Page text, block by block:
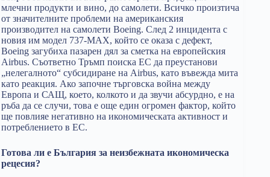
млечни продукти и вино, до самолети. Всичко произтича
от значителните проблеми на американския
производител на самолети Boeing. След 2 инцидента с
новия им модел 737-MAX, който се оказа с дефект,
Boeing загубиха пазарен дял за сметка на европейския
Airbus. Съответно Тръмп поиска ЕС да преустанови
„нелегалното“ субсидиране на Airbus, като въвежда мита
като реакция. Ако започне търговска война между
Европа и САЩ, което, колкото и да звучи абсурдно, е на
ръба да се случи, това е още един огромен фактор, който
ще повлияе негативно на икономическата активност и
потреблението в ЕС.
Готова ли е България за неизбежната икономическа
рецесия?